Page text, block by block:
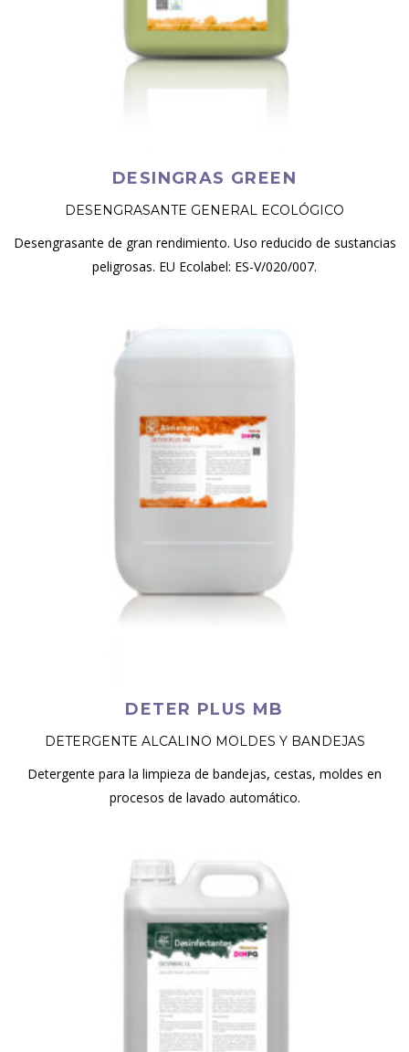
DESINGRAS GREEN
DESENGRASANTE GENERAL ECOLÓGICO
Desengrasante de gran rendimiento. Uso reducido de sustancias
peligrosas. EU Ecolabel: ES-V/020/007.
DETER PLUS MB
DETERGENTE ALCALINO MOLDES Y BANDEJAS
Detergente para la limpieza de bandejas, cestas, moldes en
procesos de lavado automático.